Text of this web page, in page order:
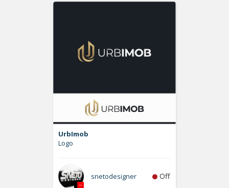
UrbImob
Logo
snetodesigner Off